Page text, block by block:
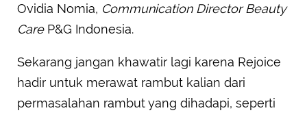
Ovidia Nomia, Communication Director Beauty
CareP&G Indonesia.
Sekarang jangan khawatir lagi karena Rejoice
hadir untuk merawat rambut kalian dari
permasalahan rambut yang dihadapi, seperti